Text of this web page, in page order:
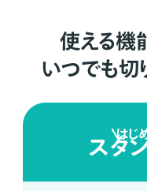
使える機
いつでも切
はじ
スタ